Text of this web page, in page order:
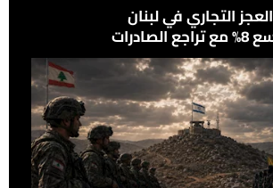
العجز التجاري في لبنان
يتسع 8% مع تراجع الصادرات
وإرتفاع الواردات